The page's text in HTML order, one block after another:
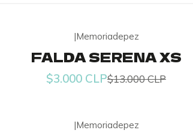
|Memoriadepez
FALDA SERENA XS
$3.000 CLP$13.000 CLP
|Memoriadepez